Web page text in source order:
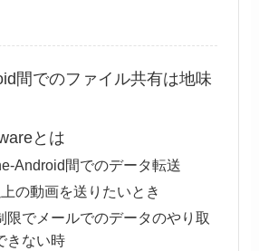
間でのファイル共有は地味
とは
Android間でのデータ転送
の動画を送りたいとき
限でメールでのデータのやり取
きない時